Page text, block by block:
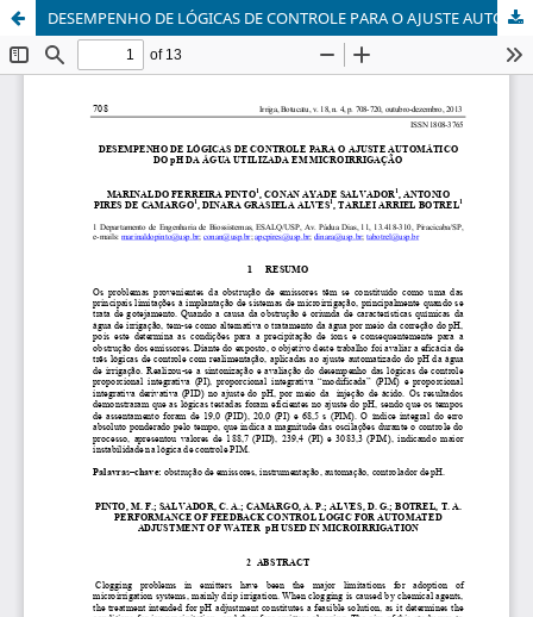
DESEMPENHO DE LÓGICAS DE CONTROLE PARA O AJUSTE AUTOMÁTICO DO pH DA ÁGUA UTILIZADA EM MICROIRRIGAÇÃO